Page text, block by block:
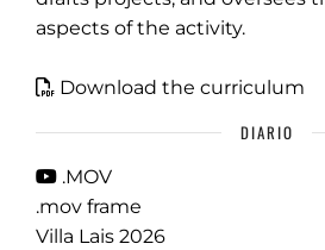
aspects of the activity.
Download the curriculum
DIARIO
.MOV
.mov frame
Villa Lais 2026